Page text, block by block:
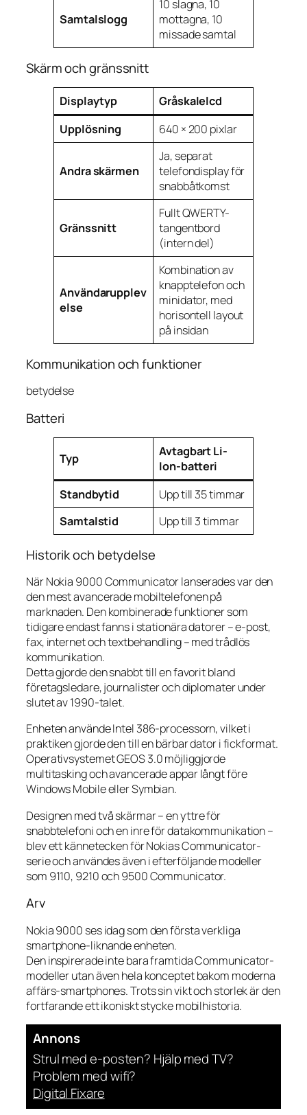
Samtalslogg
10 slagna, 10
mottagna, 10
missade samtal
Skärm och gränssnitt
Displaytyp
Gråskalelcd
Upplösning
640 × 200 pixlar
Andra skärmen
Ja, separat
telefondisplay för
snabbåtkomst
Gränssnitt
Fullt QWERTY-
tangentbord
(intern del)
Användarupplev
else
Kombination av
knapptelefon och
minidator, med
horisontell layout
på insidan
Kommunikation och funktioner
betydelse
Batteri
Typ
Avtagbart Li-
Ion-batteri
Standbytid
Upp till 35 timmar
Samtalstid
Upp till 3 timmar
Historik och betydelse
När Nokia 9000 Communicator lanserades var den
den mest avancerade mobiltelefonen på
marknaden. Den kombinerade funktioner som
tidigare endast fanns i stationära datorer – e-post,
fax, internet och textbehandling – med trådlös
kommunikation.
Detta gjorde den snabbt till en favorit bland
företagsledare, journalister och diplomater under
slutet av 1990-talet.
Enheten använde Intel 386-processorn, vilket i
praktiken gjorde den till en bärbar dator i fickformat.
Operativsystemet GEOS 3.0 möjliggjorde
multitasking och avancerade appar långt före
Windows Mobile eller Symbian.
Designen med två skärmar – en yttre för
snabbtelefoni och en inre för datakommunikation –
blev ett kännetecken för Nokias Communicator-
serie och användes även i efterföljande modeller
som 9110, 9210 och 9500 Communicator.
Arv
Nokia 9000 ses idag som den första verkliga
smartphone-liknande enheten.
Den inspirerade inte bara framtida Communicator-
modeller utan även hela konceptet bakom moderna
affärs-smartphones. Trots sin vikt och storlek är den
fortfarande ett ikoniskt stycke mobilhistoria.
Annons
Strul med e-posten? Hjälp med TV?
Problem med wifi?
Digital Fixare